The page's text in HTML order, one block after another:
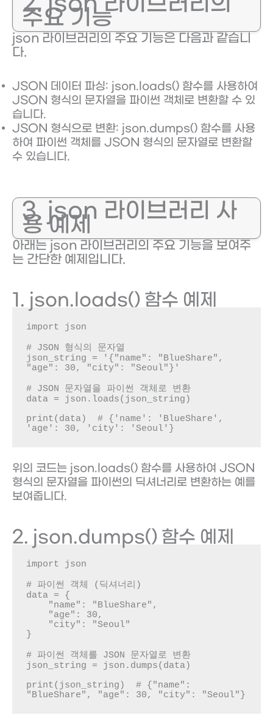
주요 기능
json 라이브러리의 주요 기능은 다음과 같습니
다.
JSON 데이터 파싱: json.loads() 함수를 사용하여
JSON 형식의 문자열을 파이썬 객체로 변환할 수 있
습니다.
JSON 형식으로 변환: json.dumps() 함수를 사용
하여 파이썬 객체를 JSON 형식의 문자열로 변환할
수 있습니다.
3. json 라이브러리 사
용 예제
아래는 json 라이브러리의 주요 기능을 보여주
는 간단한 예제입니다.
1. json.loads() 함수 예제
import json
# JSON 형식의 문자열
json_string = '{"name": "BlueShare",
"age": 30, "city": "Seoul"}'
# JSON 문자열을 파이썬 객체로 변환
data = json.loads(json_string)
print(data)  # {'name': 'BlueShare',
'age': 30, 'city': 'Seoul'}
위의 코드는 json.loads() 함수를 사용하여 JSON
형식의 문자열을 파이썬의 딕셔너리로 변환하는 예를
보여줍니다.
2. json.dumps() 함수 예제
import json
# 파이썬 객체 (딕셔너리)
data = {
}
# 파이썬 객체를 JSON 문자열로 변환
json_string = json.dumps(data)
print(json_string)  # {"name":
"BlueShare", "age": 30, "city": "Seoul"}